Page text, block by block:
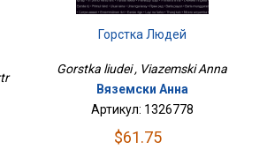
Горстка Людей
Gorstka liudei , Viazemski Anna
Вяземски Анна
Артикул: 1326778
$61.75